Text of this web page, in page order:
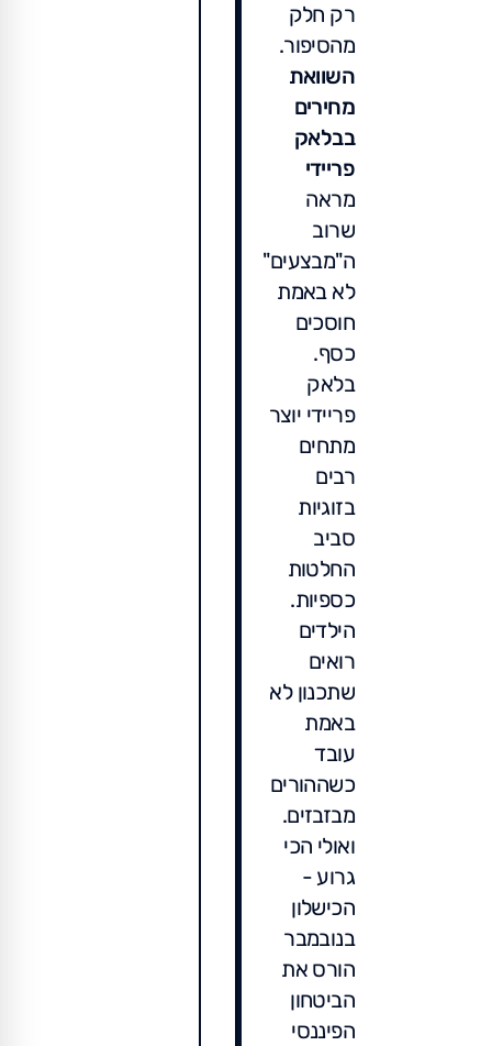
רק חלק
מהסיפור.
השוואת
מחירים
בבלאק
פריידי
מראה
שרוב
ה"מבצעים"
לא באמת
חוסכים
כסף.
בלאק
פריידי יוצר
מתחים
רבים
בזוגיות
סביב
החלטות
כספיות.
הילדים
רואים
שתכנון לא
באמת
עובד
כשההורים
מבזבזים.
ואולי הכי
גרוע -
הכישלון
בנובמבר
הורס את
הביטחון
הפיננסי